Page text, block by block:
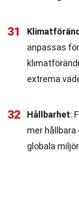
31
anpassas
extrema
32 Hållbarhet:
mer
globala